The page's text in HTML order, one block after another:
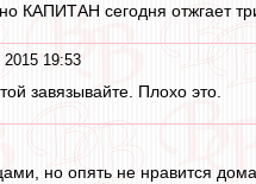
КАПИТАН сегодня отжгает
2015 19:53
завязывайте. Плохо это.
но опять не нравится